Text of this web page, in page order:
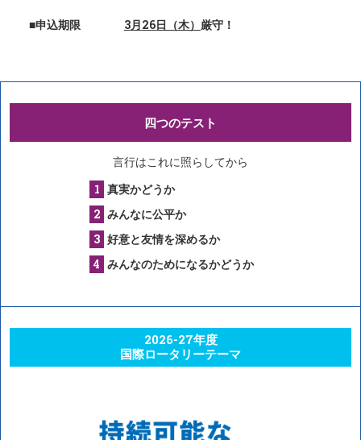
■申込期限 3月26日（木） 厳守！
四つのテスト
言行はこれに照らしてから
真実かどうか
みんなに公平か
好意と友情を深めるか
みんなのためになるかどうか
2026-27年度
国際ロータリーテーマ